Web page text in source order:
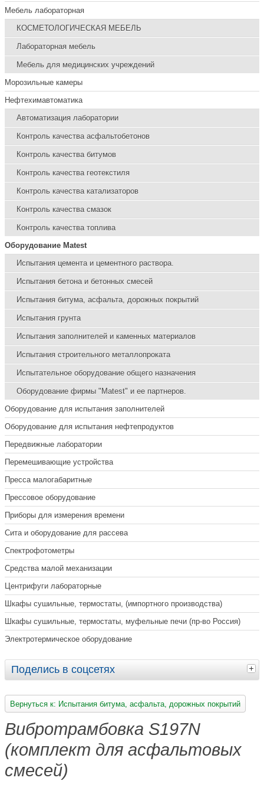
Мебель лабораторная
КОСМЕТОЛОГИЧЕСКАЯ МЕБЕЛЬ
Лабораторная мебель
Мебель для медицинских учреждений
Морозильные камеры
Нефтехимавтоматика
Автоматизация лаборатории
Контроль качества асфальтобетонов
Контроль качества битумов
Контроль качества геотекстиля
Контроль качества катализаторов
Контроль качества смазок
Контроль качества топлива
Оборудование Matest
Испытания цемента и цементного раствора.
Испытания бетона и бетонных смесей
Испытания битума, асфальта, дорожных покрытий
Испытания грунта
Испытания заполнителей и каменных материалов
Испытания строительного металлопроката
Испытательное оборудование общего назначения
Оборудование фирмы "Matest" и ее партнеров.
Оборудование для испытания заполнителей
Оборудование для испытания нефтепродуктов
Передвижные лаборатории
Перемешивающие устройства
Пресса малогабаритные
Прессовое оборудование
Приборы для измерения времени
Сита и оборудование для рассева
Спектрофотометры
Средства малой механизации
Центрифуги лабораторные
Шкафы сушильные, термостаты, (импортного производства)
Шкафы сушильные, термостаты, муфельные печи (пр-во Россия)
Электротермическое оборудование
Поделись в соцсетях
Вернуться к: Испытания битума, асфальта, дорожных покрытий
Вибротрамбовка S197N
(комплект для асфальтовых
смесей)